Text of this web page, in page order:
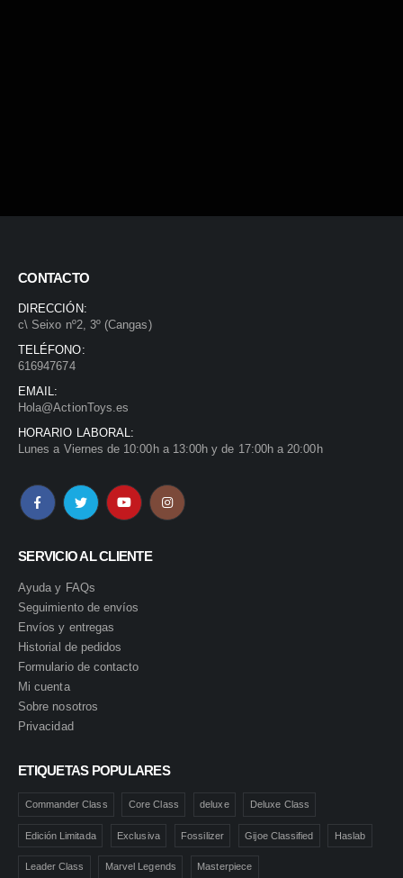
CONTACTO
DIRECCIÓN:
c\ Seixo nº2, 3º (Cangas)
TELÉFONO:
616947674
EMAIL:
Hola@ActionToys.es
HORARIO LABORAL:
Lunes a Viernes de 10:00h a 13:00h y de 17:00h a 20:00h
SERVICIO AL CLIENTE
Ayuda y FAQs
Seguimiento de envíos
Envíos y entregas
Historial de pedidos
Formulario de contacto
Mi cuenta
Sobre nosotros
Privacidad
ETIQUETAS POPULARES
Commander Class Core Class deluxe Deluxe Class
Edición Limitada Exclusiva Fossilizer Gijoe Classified Haslab
Leader Class Marvel Legends Masterpiece